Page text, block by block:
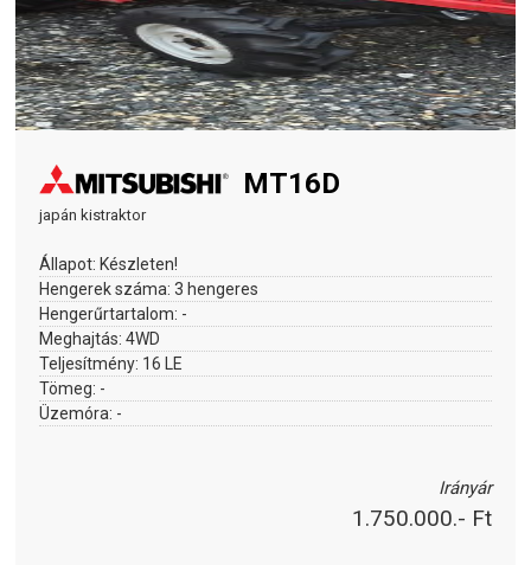
MT16D
japán kistraktor
Állapot: Készleten!
Hengerek száma:3 hengeres
Hengerűrtartalom: -
Meghajtás:4WD
Teljesítmény: 16 LE
Tömeg: -
Üzemóra: -
Irányár
1.750.000.- Ft